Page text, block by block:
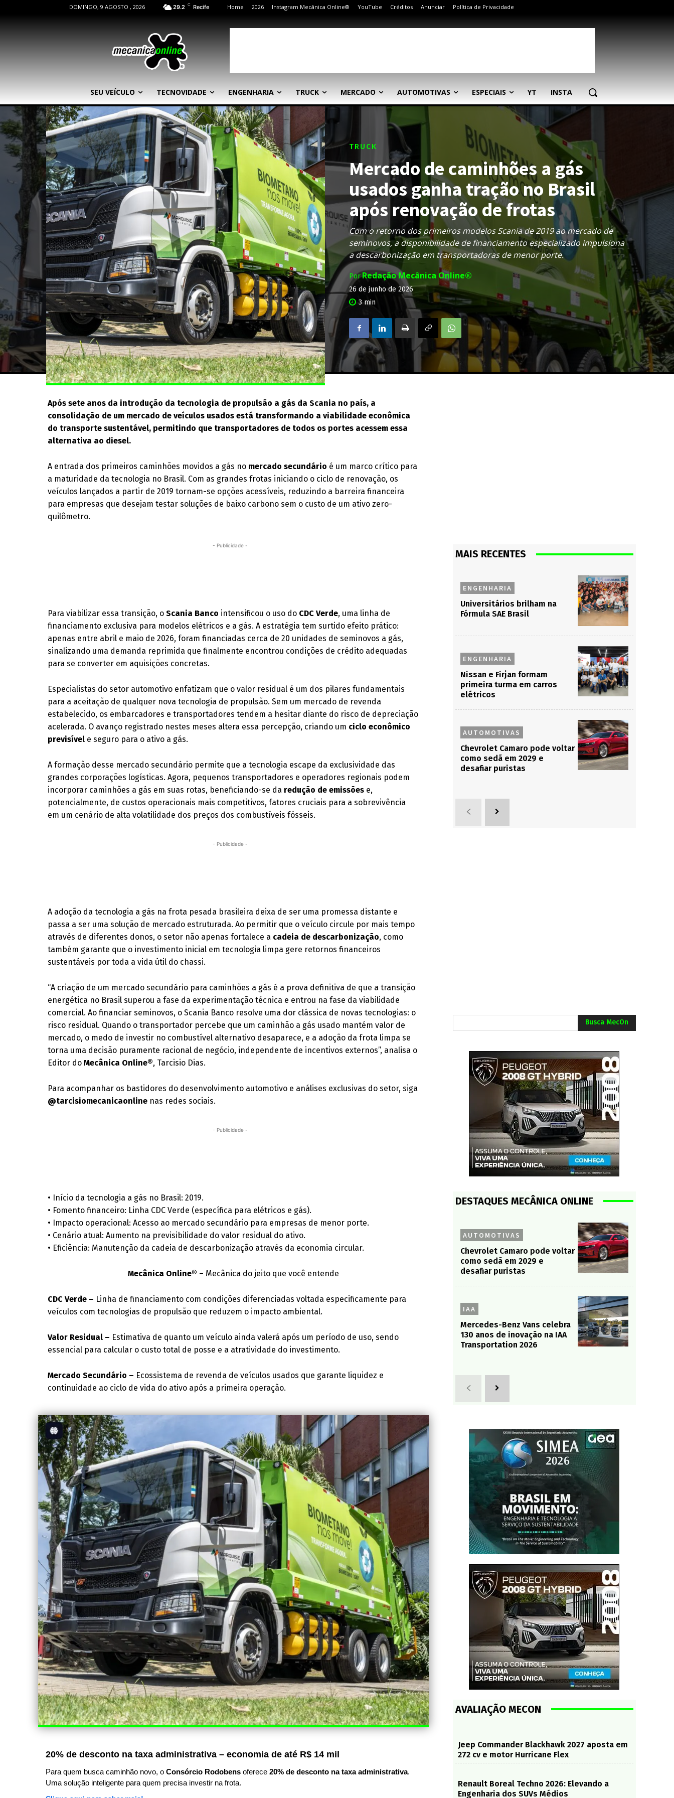
DOMINGO, 9 AGOSTO , 2026 29.2 C Recife Home 2026 Instagram Mecânica Online® YouTube Créditos Anunciar Política de Privacidade
SEU VEÍCULO TECNOVIDADE ENGENHARIA TRUCK MERCADO AUTOMOTIVAS ESPECIAIS YT INSTA
TRUCK
Mercado de caminhões a gás
usados ganha tração no Brasil
após renovação de frotas
Com o retorno dos primeiros modelos Scania de 2019 ao mercado de
seminovos, a disponibilidade de financiamento especializado impulsiona
a descarbonização em transportadoras de menor porte.
PorRedação Mecânica Online®
26 de junho de 2026
3min
Após sete anos da introdução da tecnologia de propulsão a gás da Scania no país, a
consolidação de um mercado de veículos usados está transformando a viabilidade econômica
do transporte sustentável, permitindo que transportadores de todos os portes acessem essa
alternativa ao diesel.
A entrada dos primeiros caminhões movidos a gás no mercado secundário é um marco crítico para
a maturidade da tecnologia no Brasil. Com as grandes frotas iniciando o ciclo de renovação, os
veículos lançados a partir de 2019 tornam-se opções acessíveis, reduzindo a barreira financeira
para empresas que desejam testar soluções de baixo carbono sem o custo de um ativo zero-
quilômetro.
- Publicidade -
Para viabilizar essa transição, oScania Banco intensificou o uso do CDC Verde, uma linha de
financiamento exclusiva para modelos elétricos e a gás. A estratégia tem surtido efeito prático:
apenas entre abril e maio de 2026, foram financiadas cerca de 20 unidades de seminovos a gás,
sinalizando uma demanda reprimida que finalmente encontrou condições de crédito adequadas
para se converter em aquisições concretas.
Especialistas do setor automotivo enfatizam que o valor residual é um dos pilares fundamentais
para a aceitação de qualquer nova tecnologia de propulsão. Sem um mercado de revenda
estabelecido, os embarcadores e transportadores tendem a hesitar diante do risco de depreciação
acelerada. O avanço registrado nestes meses altera essa percepção, criando um ciclo econômico
previsível e seguro para o ativo a gás.
A formação desse mercado secundário permite que a tecnologia escape da exclusividade das
grandes corporações logísticas. Agora, pequenos transportadores e operadores regionais podem
incorporar caminhões a gás em suas rotas, beneficiando-se da redução de emissões e,
potencialmente, de custos operacionais mais competitivos, fatores cruciais para a sobrevivência
em um cenário de alta volatilidade dos preços dos combustíveis fósseis.
- Publicidade -
A adoção da tecnologia a gás na frota pesada brasileira deixa de ser uma promessa distante e
passa a ser uma solução de mercado estruturada. Ao permitir que o veículo circule por mais tempo
através de diferentes donos, o setor não apenas fortalece a cadeia de descarbonização, como
também garante que o investimento inicial em tecnologia limpa gere retornos financeiros
sustentáveis por toda a vida útil do chassi.
“A criação de um mercado secundário para caminhões a gás é a prova definitiva de que a transição
energética no Brasil superou a fase da experimentação técnica e entrou na fase da viabilidade
comercial. Ao financiar seminovos, o Scania Banco resolve uma dor clássica de novas tecnologias: o
risco residual. Quando o transportador percebe que um caminhão a gás usado mantém valor de
mercado, o medo de investir no combustível alternativo desaparece, e a adoção da frota limpa se
torna uma decisão puramente racional de negócio, independente de incentivos externos”, analisa o
Editor doMecânica Online®, Tarcisio Dias.
Para acompanhar os bastidores do desenvolvimento automotivo e análises exclusivas do setor, siga
@tarcisiomecanicaonline nas redes sociais.
- Publicidade -
• Início da tecnologia a gás no Brasil: 2019.
• Fomento financeiro: Linha CDC Verde (específica para elétricos e gás).
• Impacto operacional: Acesso ao mercado secundário para empresas de menor porte.
• Cenário atual: Aumento na previsibilidade do valor residual do ativo.
• Eficiência: Manutenção da cadeia de descarbonização através da economia circular.
Mecânica Online® – Mecânica do jeito que você entende
CDC Verde – Linha de financiamento com condições diferenciadas voltada especificamente para
veículos com tecnologias de propulsão que reduzem o impacto ambiental.
Valor Residual – Estimativa de quanto um veículo ainda valerá após um período de uso, sendo
essencial para calcular o custo total de posse e a atratividade do investimento.
Mercado Secundário – Ecossistema de revenda de veículos usados que garante liquidez e
continuidade ao ciclo de vida do ativo após a primeira operação.
20% de desconto na taxa administrativa – economia de até R$ 14 mil
Para quem busca caminhão novo, o Consórcio Rodobens oferece 20% de desconto na taxa administrativa.
Uma solução inteligente para quem precisa investir na frota.
MAIS RECENTES
ENGENHARIA
Universitários brilham na
Fórmula SAE Brasil
ENGENHARIA
Nissan e Firjan formam
primeira turma em carros
elétricos
AUTOMOTIVAS
Chevrolet Camaro pode voltar
como sedã em 2029 e
desafiar puristas
Busca MecOn
DESTAQUES MECÂNICA ONLINE
AUTOMOTIVAS
Chevrolet Camaro pode voltar
como sedã em 2029 e
desafiar puristas
IAA
Mercedes-Benz Vans celebra
130 anos de inovação na IAA
Transportation 2026
AVALIAÇÃO MECON
Jeep Commander Blackhawk 2027 aposta em
272 cv e motor Hurricane Flex
Renault Boreal Techno 2026: Elevando a
Engenharia dos SUVs Médios